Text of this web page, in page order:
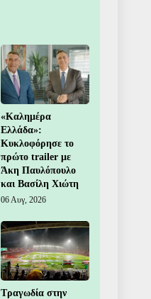
«Καλημέρα
Ελλάδα»:
Κυκλοφόρησε το
πρώτο trailer με
Άκη Παυλόπουλο
και Βασίλη Χιώτη
06 Αυγ, 2026
Τραγωδία στην